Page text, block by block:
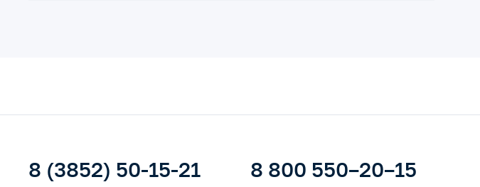
8 (3852) 50-15-21 8 800 550–20–15